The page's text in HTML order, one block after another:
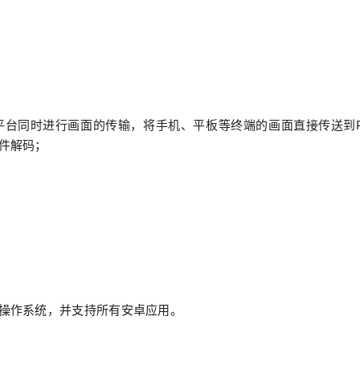
台同时进行画面的传输，将手机、平板等终端的画面直接传送
解码；
作系统，并支持所有安卓应用。